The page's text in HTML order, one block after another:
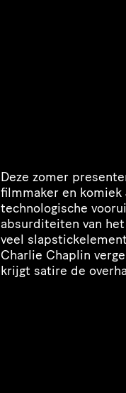
Deze zomer
filmmaker en komiek
tech­no­lo­gi­sche
absur­di­teiten van
veel
Charlie Chaplin
krijgt satire de